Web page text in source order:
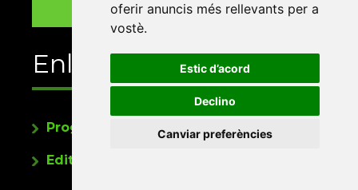
oferir anuncis més rellevants per a
vostè.
Estic d’acord
Declino
Canviar preferències
Enllaços
Programa de publicacions
Editorials universitàries a Twitter